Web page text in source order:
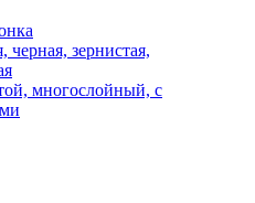
черная, зернистая,
многослойный, с